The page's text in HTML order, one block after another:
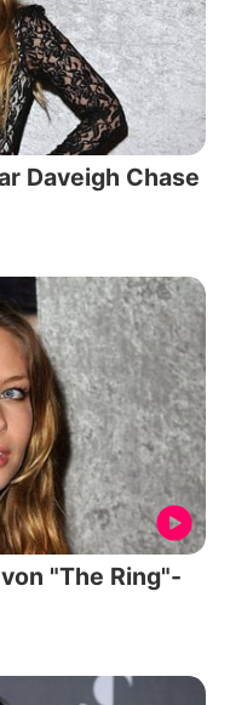
Daveigh Chase
"The Ring"-